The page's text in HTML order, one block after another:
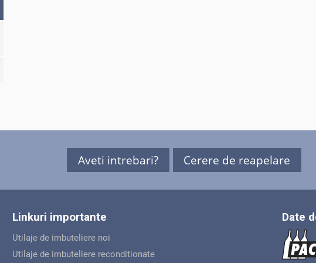
Aveti intrebari? Cerere de reapelare
Linkuri importante
Utilaje de imbuteliere noi
Utilaje de imbuteliere reconditionate
Date